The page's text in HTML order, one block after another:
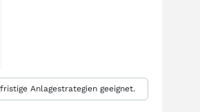
Anlagestrategien geeignet.